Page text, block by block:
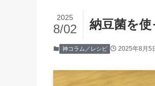
納豆菌を
2025
8/02
神コラム／レシピ 2025年8月5